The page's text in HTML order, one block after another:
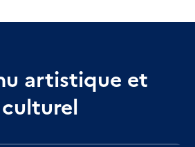
artistique et
culturel